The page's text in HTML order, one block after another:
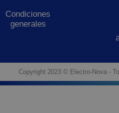
Condiciones
generales
Copyright 2023 © Electro-Nova -